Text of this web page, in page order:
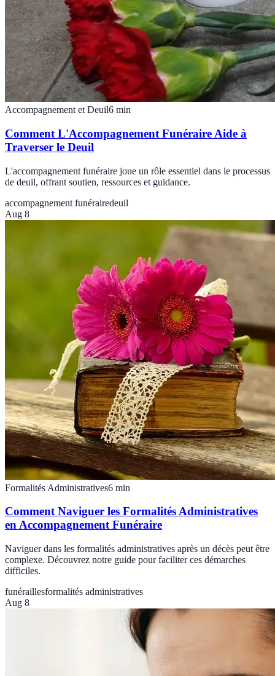
Accompagnement et Deuil6 min
Comment L'Accompagnement Funéraire Aide à
Traverser le Deuil
L'accompagnement funéraire joue un rôle essentiel dans le processus
de deuil, offrant soutien, ressources et guidance.
accompagnement funérairedeuil
Aug 8
Formalités Administratives6 min
Comment Naviguer les Formalités Administratives
en Accompagnement Funéraire
Naviguer dans les formalités administratives après un décès peut être
complexe. Découvrez notre guide pour faciliter ces démarches
difficiles.
funéraillesformalités administratives
Aug 8